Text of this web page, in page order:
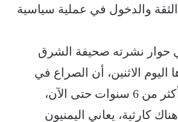
الثقة والدخول في عملية سياسية
حوار نشرته صحيفة الشرق
الاثنين، أن الصراع في
اليمن يدور “منذ أكثر من 6 سنوات حتى الآن،
كارثية، يعاني اليمنيون